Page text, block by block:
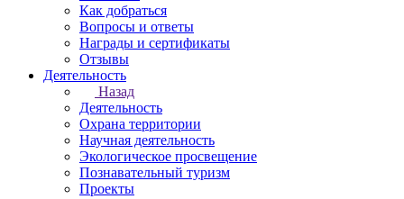
Как добраться
Вопросы и ответы
Награды и сертификаты
Отзывы
Деятельность
Назад
Деятельность
Охрана территории
Научная деятельность
Экологическое просвещение
Познавательный туризм
Проекты